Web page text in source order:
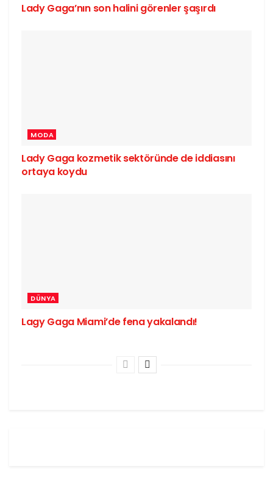
Lady Gaga’nın son halini görenler şaşırdı
MODA
Lady Gaga kozmetik sektöründe de iddiasını
ortaya koydu
DÜNYA
Lagy Gaga Miami’de fena yakalandı!